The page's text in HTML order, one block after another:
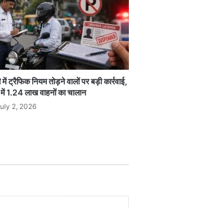
में ट्रैफिक नियम तोड़ने वालों पर बड़ी कार्रवाई,
1.24 लाख वाहनों का चालान
2, 2026